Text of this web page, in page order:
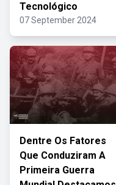
Tecnológico
07 September 2024
Dentre Os Fatores
Que Conduziram A
Primeira Guerra